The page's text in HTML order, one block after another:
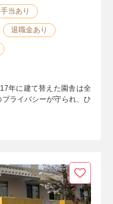
当あり
退職金あり
年に建て替えた園舎は全
ライバシーが守られ、ひ